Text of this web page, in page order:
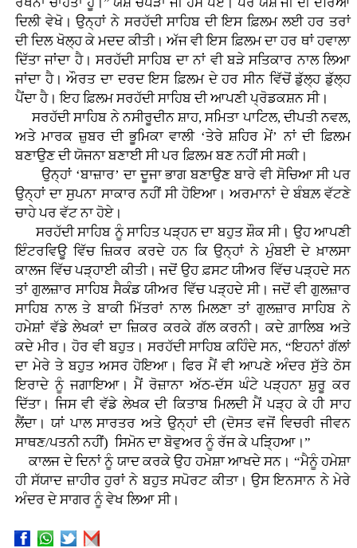
ਦਿਲੀ ਵੇਖੋ। ਉਨ੍ਹਾਂ ਨੇ ਸਰਹੱਦੀ ਸਾਹਿਬ ਦੀ ਇਸ ਫ਼ਿਲਮ ਲਈ ਹਰ ਤਰਾਂ
ਦੀ ਦਿਲ ਖੋਲ੍ਹ ਕੇ ਮਦਦ ਕੀਤੀ। ਅੱਜ ਵੀ ਇਸ ਫ਼ਿਲਮ ਦਾ ਹਰ ਥਾਂ ਹਵਾਲਾ
ਦਿੱਤਾ ਜਾਂਦਾ ਹੈ। ਸਰਹੱਦੀ ਸਾਹਿਬ ਦਾ ਨਾਂ ਵੀ ਬੜੇ ਸਤਿਕਾਰ ਨਾਲ ਲਿਆ
ਜਾਂਦਾ ਹੈ। ਔਰਤ ਦਾ ਦਰਦ ਇਸ ਫ਼ਿਲਮ ਦੇ ਹਰ ਸੀਨ ਵਿੱਚੋਂ ਡੁੱਲ੍ਹ ਡੁੱਲ੍ਹ
ਪੈਂਦਾ ਹੈ। ਇਹ ਫ਼ਿਲਮ ਸਰਹੱਦੀ ਸਾਹਿਬ ਦੀ ਆਪਣੀ ਪ੍ਰੋਡਕਸ਼ਨ ਸੀ।
ਸਰਹੱਦੀ ਸਾਹਿਬ ਨੇ ਨਸੀਰੂਦੀਨ ਸ਼ਾਹ, ਸਮਿਤਾ ਪਾਟਿਲ, ਦੀਪਤੀ ਨਵਲ,
ਅਤੇ ਮਾਰਕ ਜ਼ੁਬਰ ਦੀ ਭੂਮਿਕਾ ਵਾਲੀ ‘ਤੇਰੇ ਸ਼ਹਿਰ ਮੇਂ’ ਨਾਂ ਦੀ ਫ਼ਿਲਮ
ਬਣਾਉਣ ਦੀ ਯੋਜਨਾ ਬਣਾਈ ਸੀ ਪਰ ਫ਼ਿਲਮ ਬਣ ਨਹੀਂ ਸੀ ਸਕੀ।
ਉਨ੍ਹਾਂ ‘ਬਾਜ਼ਾਰ’ ਦਾ ਦੂਜਾ ਭਾਗ ਬਣਾਉਣ ਬਾਰੇ ਵੀ ਸੋਚਿਆ ਸੀ ਪਰ
ਉਨ੍ਹਾਂ ਦਾ ਸੁਪਨਾ ਸਾਕਾਰ ਨਹੀਂ ਸੀ ਹੋਇਆ। ਅਰਮਾਨਾਂ ਦੇ ਬੰਬਲ਼ ਵੱਟਣੇ
ਚਾਹੇ ਪਰ ਵੱਟ ਨਾ ਹੋਏ।
ਸਰਹੱਦੀ ਸਾਹਿਬ ਨੂੰ ਸਾਹਿਤ ਪੜ੍ਹਨ ਦਾ ਬਹੁਤ ਸ਼ੌਕ ਸੀ। ਉਹ ਆਪਣੀ
ਇੰਟਰਵਿਊ ਵਿੱਚ ਜ਼ਿਕਰ ਕਰਦੇ ਹਨ ਕਿ ਉਨ੍ਹਾਂ ਨੇ ਮੁੰਬਈ ਦੇ ਖ਼ਾਲਸਾ
ਕਾਲਜ ਵਿੱਚ ਪੜ੍ਹਾਈ ਕੀਤੀ। ਜਦੋਂ ਉਹ ਫ਼ਸਟ ਯੀਅਰ ਵਿੱਚ ਪੜ੍ਹਦੇ ਸਨ
ਤਾਂ ਗੁਲਜ਼ਾਰ ਸਾਹਿਬ ਸੈਕੰਡ ਯੀਅਰ ਵਿੱਚ ਪੜ੍ਹਦੇ ਸੀ। ਜਦੋਂ ਵੀ ਗੁਲਜ਼ਾਰ
ਸਾਹਿਬ ਨਾਲ ਤੇ ਬਾਕੀ ਮਿੱਤਰਾਂ ਨਾਲ ਮਿਲਣਾ ਤਾਂ ਗੁਲਜ਼ਾਰ ਸਾਹਿਬ ਨੇ
ਹਮੇਸ਼ਾਂ ਵੱਡੇ ਲੇਖਕਾਂ ਦਾ ਜ਼ਿਕਰ ਕਰਕੇ ਗੱਲ ਕਰਨੀ। ਕਦੇ ਗ਼ਾਲਿਬ ਅਤੇ
ਕਦੇ ਮੀਰ। ਹੋਰ ਵੀ ਬਹੁਤ। ਸਰਹੱਦੀ ਸਾਹਿਬ ਕਹਿੰਦੇ ਸਨ, “ਇਹਨਾਂ ਗੱਲਾਂ
ਦਾ ਮੇਰੇ ਤੇ ਬਹੁਤ ਅਸਰ ਹੋਇਆ। ਫਿਰ ਮੈਂ ਵੀ ਆਪਣੇ ਅੰਦਰ ਸੁੱਤੇ ਠੋਸ
ਇਰਾਦੇ ਨੂੰ ਜਗਾਇਆ। ਮੈਂ ਰੋਜ਼ਾਨਾ ਅੱਠ-ਦੱਸ ਘੰਟੇ ਪੜ੍ਹਨਾ ਸ਼ੁਰੂ ਕਰ
ਦਿੱਤਾ। ਜਿਸ ਵੀ ਵੱਡੇ ਲੇਖਕ ਦੀ ਕਿਤਾਬ ਮਿਲਦੀ ਮੈਂ ਪੜ੍ਹ ਕੇ ਹੀ ਸਾਹ
ਲੈਂਦਾ। ਯਾਂ ਪਾਲ ਸਾਰਤਰ ਅਤੇ ਉਨ੍ਹਾਂ ਦੀ (ਦੋਸਤ ਵਜੋਂ ਵਿਚਰੀ ਜੀਵਨ
ਸਾਥਣ/ਪਤਨੀ ਨਹੀਂ) ਸਿਮੋਨ ਦਾ ਬੋਵੁਅਰ ਨੂੰ ਰੱਜ ਕੇ ਪੜ੍ਹਿਆ।”
ਕਾਲਜ ਦੇ ਦਿਨਾਂ ਨੂੰ ਯਾਦ ਕਰਕੇ ਉਹ ਹਮੇਸ਼ਾ ਆਖਦੇ ਸਨ। “ਮੈਨੂੰ ਹਮੇਸ਼ਾ
ਹੀ ਸੱਯਾਦ ਜ਼ਾਹੀਰ ਹੁਰਾਂ ਨੇ ਬਹੁਤ ਸਪੋਰਟ ਕੀਤਾ। ਉਸ ਇਨਸਾਨ ਨੇ ਮੇਰੇ
ਅੰਦਰ ਦੇ ਸਾਗਰ ਨੂੰ ਵੇਖ ਲਿਆ ਸੀ।